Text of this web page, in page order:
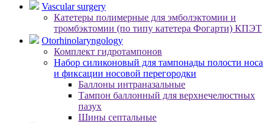
Vascular surgery
Катетеры полимерные для эмболэктомии и
тромбэктомии (по типу катетера Фогарти) КПЭТ
Otorhinolaryngology
Комплект гидротампонов
Набор силиконовый для тампонады полости носа
и фиксации носовой перегородки
Баллоны интраназальные
Тампон баллонный для верхнечелюстных
пазух
Шины септальные